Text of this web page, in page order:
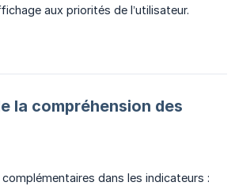
aux priorités de l’utilisateur.
la compréhension des
dans les indicateurs :